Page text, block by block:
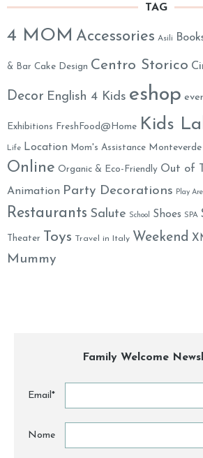
TAG
4 MOM Accessories Asili
& Bar Cake Design Centro Storico
Decor English 4 Kids eshop
Exhibitions FreshFood@Home Kids
Life Location Mom's Assistance Monteverde
Online Organic & Eco-Friendly Out of
Animation Party Decorations Play
Restaurants Salute School Shoes SPA
Theater Toys Travel in Italy Weekend
Mummy
Family Welcome
Email*
Nome